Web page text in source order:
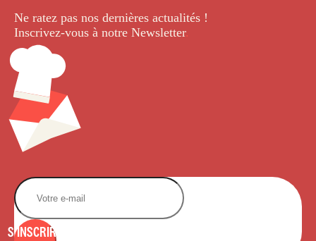
Ne ratez pas nos dernières actualités !
Inscrivez-vous à notre Newsletter.
S'INSCRIRE